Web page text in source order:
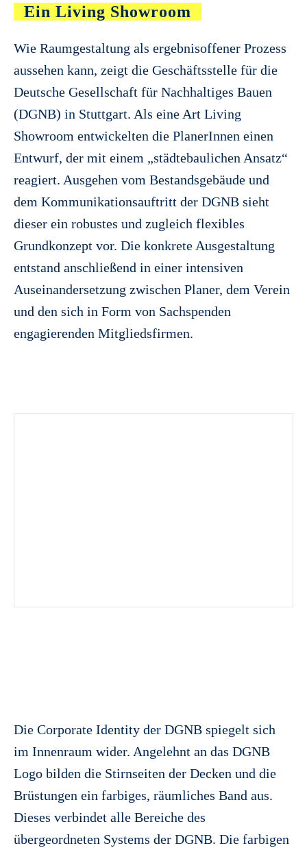
Ein Living Showroom
Wie Raumgestaltung als ergebnisoffener Prozess
aussehen kann, zeigt die Geschäftsstelle für die
Deutsche Gesellschaft für Nachhaltiges Bauen
(DGNB) in Stuttgart. Als eine Art Living
Showroom entwickelten die PlanerInnen einen
Entwurf, der mit einem „städtebaulichen Ansatz“
reagiert. Ausgehen vom Bestandsgebäude und
dem Kommunikationsauftritt der DGNB sieht
dieser ein robustes und zugleich flexibles
Grundkonzept vor. Die konkrete Ausgestaltung
entstand anschließend in einer intensiven
Auseinandersetzung zwischen Planer, dem Verein
und den sich in Form von Sachspenden
engagierenden Mitgliedsfirmen.
Die Corporate Identity der DGNB spiegelt sich
im Innenraum wider. Angelehnt an das DGNB
Logo bilden die Stirnseiten der Decken und die
Brüstungen ein farbiges, räumliches Band aus.
Dieses verbindet alle Bereiche des
übergeordneten Systems der DGNB. Die farbigen